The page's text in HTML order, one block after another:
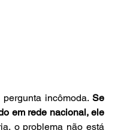
incômoda. Se
em rede nacional, ele
o problema não está